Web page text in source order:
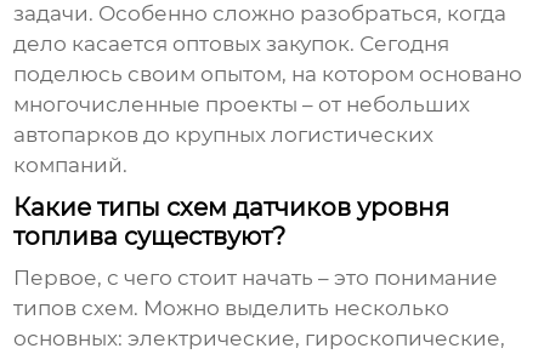
задачи. Особенно сложно разобраться, когда
дело касается оптовых закупок. Сегодня
поделюсь своим опытом, на котором основано
многочисленные проекты – от небольших
автопарков до крупных логистических
компаний.
Какие типы схем датчиков уровня
топлива существуют?
Первое, с чего стоит начать – это понимание
типов схем. Можно выделить несколько
основных: электрические, гироскопические,